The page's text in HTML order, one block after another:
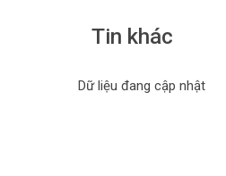
Tin khác
Dữ liệu đang cập nhật